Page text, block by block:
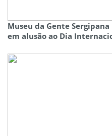
Museu da Gente
em alusão ao Dia